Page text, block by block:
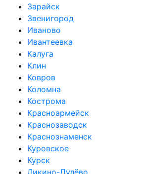
Зарайск
Звенигород
Иваново
Ивантеевка
Калуга
Клин
Ковров
Коломна
Кострома
Красноармейск
Краснозаводск
Краснознаменск
Куровское
Курск
Ликино-Дулёво